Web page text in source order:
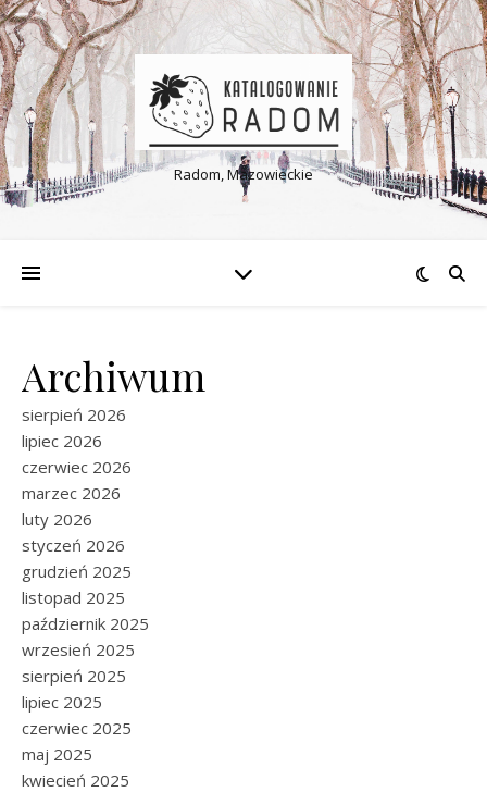
Radom, Mazowieckie
Archiwum
sierpień 2026
lipiec 2026
czerwiec 2026
marzec 2026
luty 2026
styczeń 2026
grudzień 2025
listopad 2025
październik 2025
wrzesień 2025
sierpień 2025
lipiec 2025
czerwiec 2025
maj 2025
kwiecień 2025